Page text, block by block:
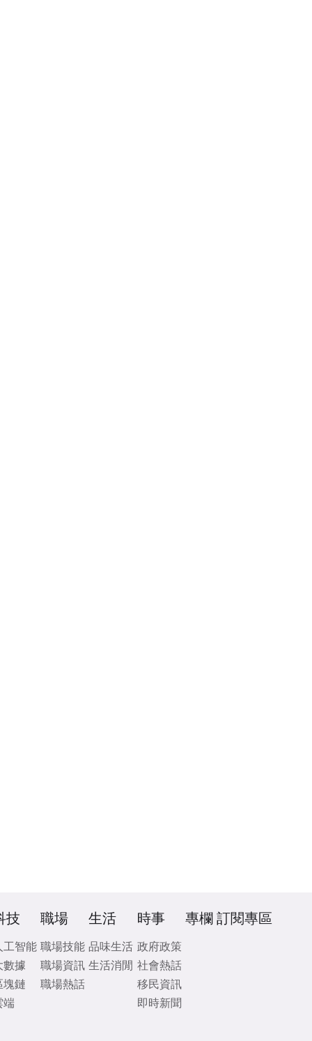
技
工智能
數據
塊鏈
端
職場
職場技能
職場資訊
職場熱話
生活
品味生活
生活消閒
時事
政府政策
社會熱話
移民資訊
即時新聞
專欄 訂閱專區